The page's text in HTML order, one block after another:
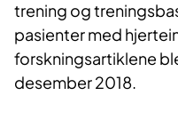
trening og
pasienter med
forskningsartiklene
desember 2018.​​